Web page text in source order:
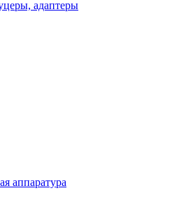
адаптеры
аппаратура